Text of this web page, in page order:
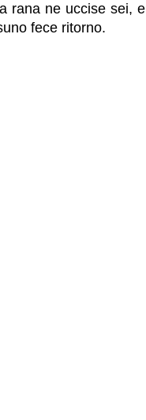
rana ne uccise sei, e
fece ritorno.